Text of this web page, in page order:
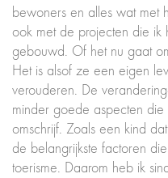
bewoners en alles wat met
ook met de projecten die
gebouwd. Of het nu gaat
Het is alsof ze een eigen
verouderen. De
minder goede aspecten die
omschrijf. Zoals een kind
de belangrijkste factoren
toerisme. Daarom heb ik